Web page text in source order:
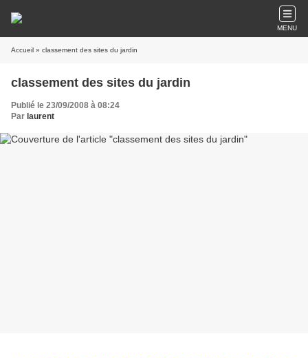
MENU
Accueil » classement des sites du jardin
classement des sites du jardin
Publié le 23/09/2008 à 08:24
Par laurent